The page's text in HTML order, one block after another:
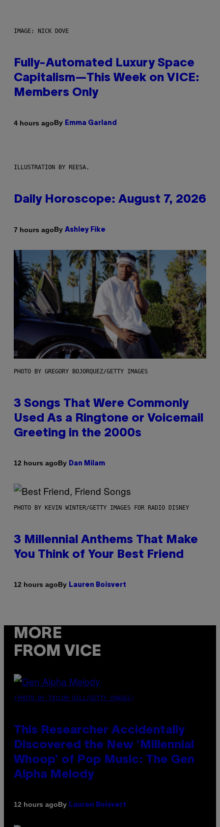
IMAGE: NICK DOVE
Fully-Automated Luxury Space
Capitalism—This Week on VICE:
Members Only
4 hours agoBy Emma Garland
ILLUSTRATION BY REESA.
Daily Horoscope: August 7, 2026
7 hours agoBy Ashley Fike
PHOTO BY GREGORY BOJORQUEZ/GETTY IMAGES
3 Songs That Were Commonly
Used As a Ringtone or Voicemail
Greeting in the 2000s
12 hours agoBy Dan Milam
PHOTO BY KEVIN WINTER/GETTY IMAGES FOR RADIO DISNEY
3 Millennial Anthems That Make
You Think of Your Best Friend
12 hours agoBy Lauren Boisvert
MORE
FROM VICE
(PHOTO BY TAYLOR HILL/GETTY IMAGES)
This Researcher Accidentally
Discovered the New ‘Millennial
Whoop’ of Pop Music: The Gen
Alpha Melody
12 hours agoBy Lauren Boisvert